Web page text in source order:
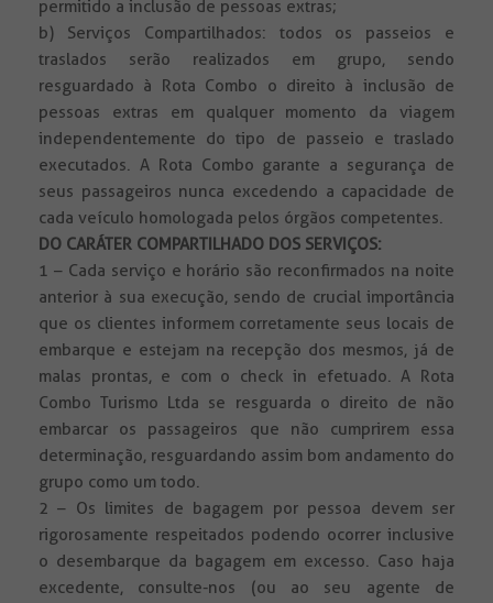
permitido a inclusão de pessoas extras;
b) Serviços Compartilhados: todos os passeios e
traslados serão realizados em grupo, sendo
resguardado à Rota Combo o direito à inclusão de
pessoas extras em qualquer momento da viagem
independentemente do tipo de passeio e traslado
executados. A Rota Combo garante a segurança de
seus passageiros nunca excedendo a capacidade de
cada veículo homologada pelos órgãos competentes.
DO CARÁTER COMPARTILHADO DOS SERVIÇOS:
1 – Cada serviço e horário são reconfirmados na noite
anterior à sua execução, sendo de crucial importância
que os clientes informem corretamente seus locais de
embarque e estejam na recepção dos mesmos, já de
malas prontas, e com o check in efetuado. A Rota
Combo Turismo Ltda se resguarda o direito de não
embarcar os passageiros que não cumprirem essa
determinação, resguardando assim bom andamento do
grupo como um todo.
2 – Os limites de bagagem por pessoa devem ser
rigorosamente respeitados podendo ocorrer inclusive
o desembarque da bagagem em excesso. Caso haja
excedente, consulte-nos (ou ao seu agente de